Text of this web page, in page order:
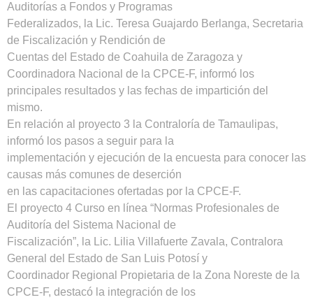
Auditorías a Fondos y Programas
Federalizados, la Lic. Teresa Guajardo Berlanga, Secretaria
de Fiscalización y Rendición de
Cuentas del Estado de Coahuila de Zaragoza y
Coordinadora Nacional de la CPCE-F, informó los
principales resultados y las fechas de impartición del
mismo.
En relación al proyecto 3 la Contraloría de Tamaulipas,
informó los pasos a seguir para la
implementación y ejecución de la encuesta para conocer las
causas más comunes de deserción
en las capacitaciones ofertadas por la CPCE-F.
El proyecto 4 Curso en línea “Normas Profesionales de
Auditoría del Sistema Nacional de
Fiscalización”, la Lic. Lilia Villafuerte Zavala, Contralora
General del Estado de San Luis Potosí y
Coordinador Regional Propietaria de la Zona Noreste de la
CPCE-F, destacó la integración de los